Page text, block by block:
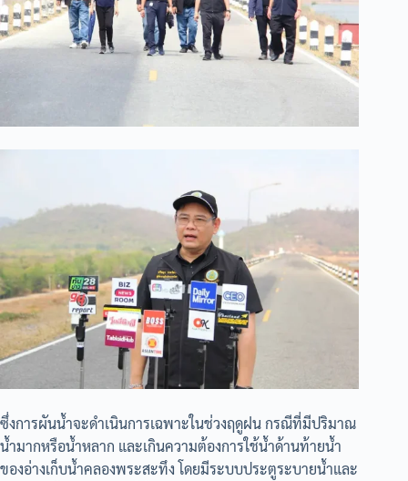
ซึ่งการผันน้ำจะดำเนินการเฉพาะในช่วงฤดูฝน กรณีที่มีปริมาณ
น้ำมากหรือน้ำหลาก และเกินความต้องการใช้น้ำด้านท้ายน้ำ
ของอ่างเก็บน้ำคลองพระสะทึง โดยมีระบบประตูระบายน้ำและ